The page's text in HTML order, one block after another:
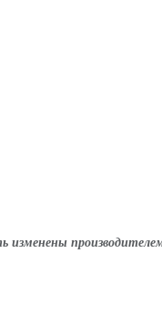
изменены